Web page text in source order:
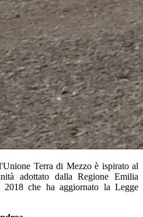
Terra di Mezzo è ispirato al
adottato dalla Regione Emilia
che ha aggiornato la Legge